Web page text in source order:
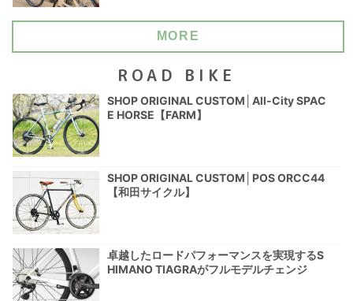
MORE
ROAD BIKE
SHOP ORIGINAL CUSTOM│All-City SPAC
E HORSE【FARM】
SHOP ORIGINAL CUSTOM│POS ORCC44
【和田サイクル】
卓越したロードパフォーマンスを実現するS
HIMANO TIAGRAがフルモデルチェンジ